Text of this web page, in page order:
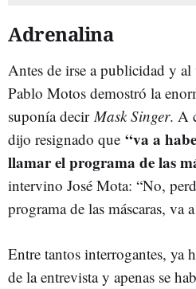
Adrenalina
Antes de irse a publicidad y al
Pablo Motos demostró la
suponía decirMask Singer. A
dijo resignado que “va a
llamar el programa de las
intervino José Mota: “No,
programa de las máscaras, va
Entre tantos interrogantes, ya
de la entrevista y apenas se